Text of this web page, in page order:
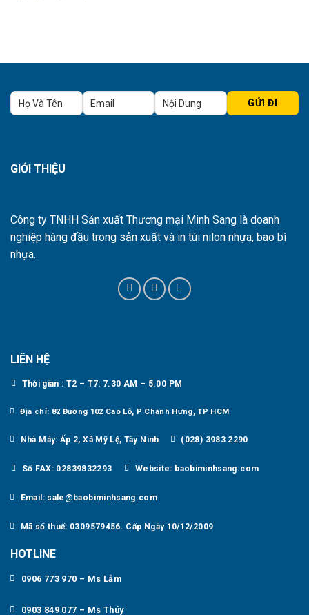
GIỚI THIỆU
Công ty TNHH Sản xuất Thương mại Minh Sang là doanh
nghiệp hàng đầu trong sản xuất và in túi nilon nhựa, bao bì
nhựa.
LIÊN HỆ
Thời gian : T2 – T7: 7.30 AM – 5.00 PM
Địa chỉ: 82 Đường 102 Cao Lỗ, P Chánh Hưng, TP HCM
Nhà Máy: Ấp 2, Xã Mỹ Lệ, Tây Ninh (028) 3983 2290
Số FAX: 02839832293 Website: baobiminhsang.com
Email: sale@baobiminhsang.com
Mã số thuế: 0309579456. Cấp Ngày 10/12/2009
HOTLINE
0906 773 970 – Ms Lắm
0903 849 077 – Ms Thúy